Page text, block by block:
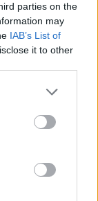
parties on the
may
IAB’s List of
it to other